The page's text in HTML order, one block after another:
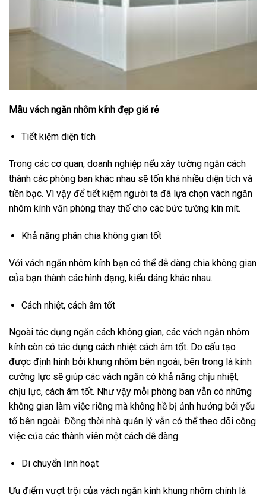
Mẫu vách ngăn nhôm kính đẹp giá rẻ
Tiết kiệm diện tích
Trong các cơ quan, doanh nghiệp nếu xây tường ngăn cách
thành các phòng ban khác nhau sẽ tốn khá nhiều diện tích và
tiền bạc. Vì vậy để tiết kiệm người ta đã lựa chọn vách ngăn
nhôm kính văn phòng thay thế cho các bức tường kín mít.
Khả năng phân chia không gian tốt
Với vách ngăn nhôm kính bạn có thể dễ dàng chia không gian
của bạn thành các hình dạng, kiểu dáng khác nhau.
Cách nhiệt, cách âm tốt
Ngoài tác dụng ngăn cách không gian, các vách ngăn nhôm
kính còn có tác dụng cách nhiệt cách âm tốt. Do cấu tạo
được định hình bởi khung nhôm bên ngoài, bên trong là kính
cường lực sẽ giúp các vách ngăn có khả năng chịu nhiệt,
chịu lực, cách âm tốt. Như vậy mỗi phòng ban vẫn có những
không gian làm việc riêng mà không hề bị ảnh hưởng bởi yếu
tố bên ngoài. Đồng thời nhà quản lý vẫn có thể theo dõi công
việc của các thành viên một cách dễ dàng.
Di chuyển linh hoạt
Ưu điểm vượt trội của vách ngăn kính khung nhôm chính là